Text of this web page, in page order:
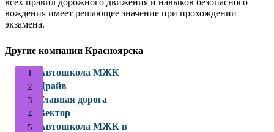
вождения имеет решающее значение при прохождении
экзамена.
Другие компании Красноярска
Автошкола МЖК
Драйв
Главная дорога
Вектор
Автошкола МЖК в